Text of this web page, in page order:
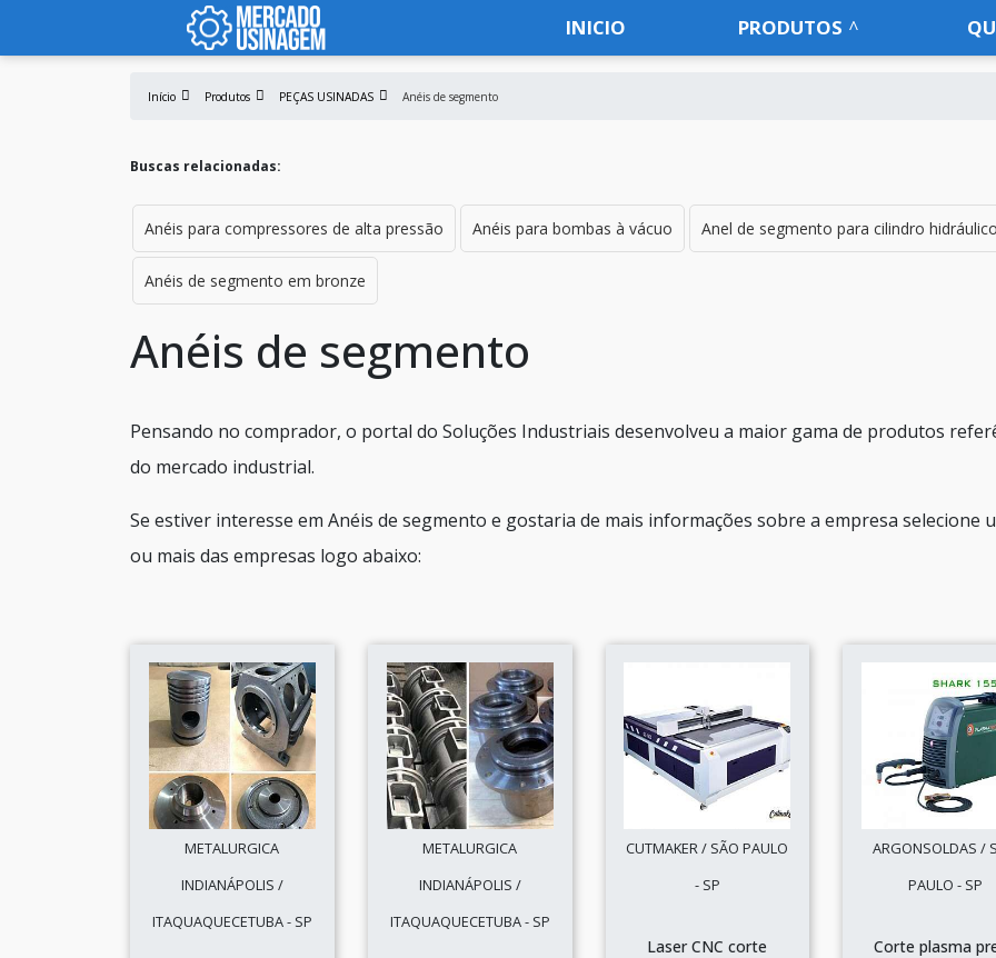
INICIO PRODUTOS
Início Produtos PEÇAS USINADAS Anéis de segmento
Buscas relacionadas:
Anéis para compressores de alta pressão Anéis para bombas à vácuo Anel de segmento para cilindro
Anéis de segmento em bronze
Anéis de segmento
Pensando no comprador, o portal do Soluções Industriais desenvolveu a maior gama de produtos
do mercado industrial.
Se estiver interesse em Anéis de segmento e gostaria de mais informações sobre a empresa selecione
ou mais das empresas logo abaixo:
METALURGICA
INDIANÁPOLIS /
ITAQUAQUECETUBA - SP
METALURGICA
INDIANÁPOLIS /
ITAQUAQUECETUBA - SP
CUTMAKER / SÃO PAULO
- SP
Laser CNC corte
ARGONSOLDAS /
PAULO - SP
Corte plasma